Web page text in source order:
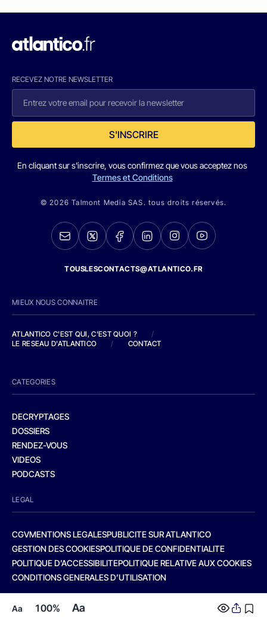
Aa 100% Aa
RECEVEZ NOTRE NEWSLETTER
S'INSCRIRE
En cliquant sur s'inscrire, vous confirmez que vous acceptez nos
Termes et Conditions
© 2026 Talmont Media SAS. tous droits réservés.
TOUSLESCONTACTS@ATLANTICO.FR
MIEUX NOUS CONNAITRE
ATLANTICO C'EST QUI, C'EST QUOI ?
/
LE RESEAU D'ATLANTICO
/ CONTACT
CATEGORIES
DECRYPTAGES
DOSSIERS
RENDEZ-VOUS
VIDEOS
PODCASTS
LEGAL
CGVMENTIONS LEGALESPUBLICITE SUR ATLANTICO
GESTION DES COOKIESPOLITIQUE DE CONFIDENTIALITE
POLITIQUE D’ACCESSIBILITEPOLITIQUE RELATIVE AUX COOKIES
CONDITIONS GENERALES D’UTILISATION